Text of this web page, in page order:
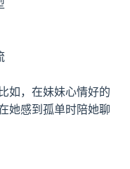
如，在妹妹心情好的
她感到孤单时陪她聊